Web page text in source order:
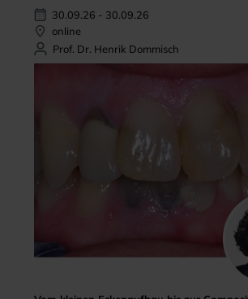
30.09.26 - 30.09.26
online
Prof. Dr. Henrik Dommisch